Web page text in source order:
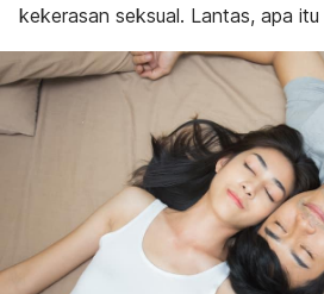
kekerasan seksual. Lantas, apa itu